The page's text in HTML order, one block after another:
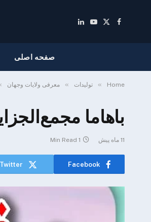
Facebook
X
YouTube
LinkedIn
صفحه اصلی
Home
» تولیدات » معرفی ولایات وجهان
باهاما
11 ماه پیش 1 Min Read
Facebook
Twitter